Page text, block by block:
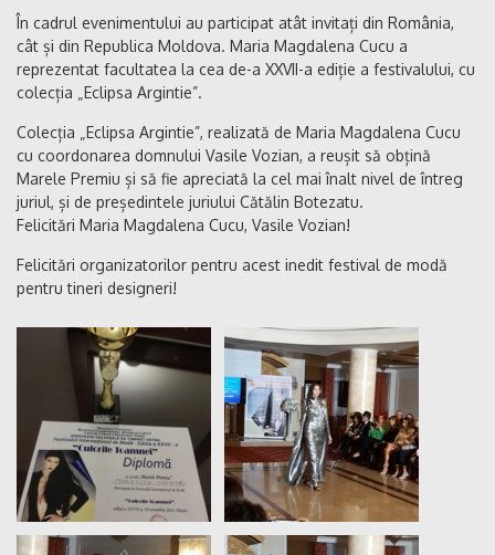
În cadrul evenimentului au participat atât invitați din România,
cât și din Republica Moldova. Maria Magdalena Cucu a
reprezentat facultatea la cea de-a XXVII-a ediție a festivalului, cu
colecția „Eclipsa Argintie”.
Colecția „Eclipsa Argintie”, realizată de Maria Magdalena Cucu
cu coordonarea domnului Vasile Vozian, a reușit să obțină
Marele Premiu și să fie apreciată la cel mai înalt nivel de întreg
juriul, și de președintele juriului Cătălin Botezatu.
Felicitări Maria Magdalena Cucu, Vasile Vozian!
Felicitări organizatorilor pentru acest inedit festival de modă
pentru tineri designeri!